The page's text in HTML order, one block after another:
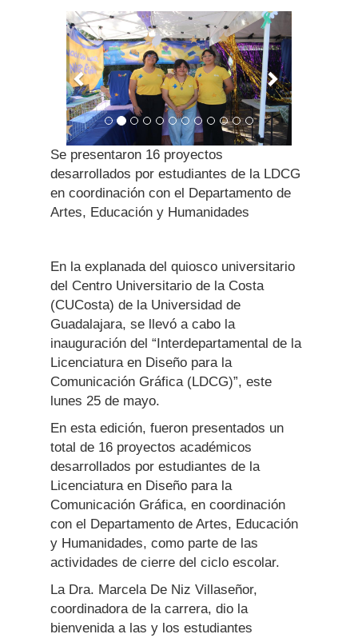
Anterior Siguiente
Se presentaron 16 proyectos
desarrollados por estudiantes de la LDCG
en coordinación con el Departamento de
Artes, Educación y Humanidades
En la explanada del quiosco universitario
del Centro Universitario de la Costa
(CUCosta) de la Universidad de
Guadalajara, se llevó a cabo la
inauguración del “Interdepartamental de la
Licenciatura en Diseño para la
Comunicación Gráfica (LDCG)”, este
lunes 25 de mayo.
En esta edición, fueron presentados un
total de 16 proyectos académicos
desarrollados por estudiantes de la
Licenciatura en Diseño para la
Comunicación Gráfica, en coordinación
con el Departamento de Artes, Educación
y Humanidades, como parte de las
actividades de cierre del ciclo escolar.
La Dra. Marcela De Niz Villaseñor,
coordinadora de la carrera, dio la
bienvenida a las y los estudiantes